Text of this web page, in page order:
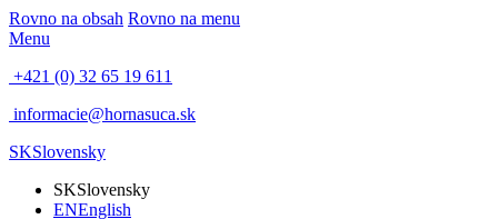
Rovno na obsah Rovno na menu
Menu
+421 (0) 32 65 19 611
informacie@hornasuca.sk
SKSlovensky
SKSlovensky
ENEnglish